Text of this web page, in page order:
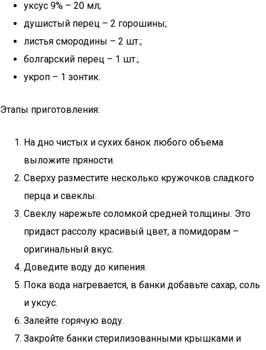
уксус 9% – 20 мл;
душистый перец – 2 горошины;
листья смородины – 2 шт.;
болгарский перец – 1 шт.;
укроп – 1 зонтик.
Этапы приготовления:
На дно чистых и сухих банок любого объема
выложите пряности.
Сверху разместите несколько кружочков сладкого
перца и свеклы.
Свеклу нарежьте соломкой средней толщины. Это
придаст рассолу красивый цвет, а помидорам –
оригинальный вкус.
Доведите воду до кипения.
Пока вода нагревается, в банки добавьте сахар, соль
и уксус.
Залейте горячую воду.
Закройте банки стерилизованными крышками и